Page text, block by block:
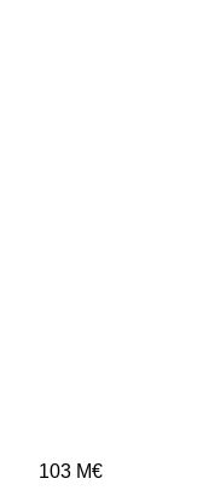
103 M€